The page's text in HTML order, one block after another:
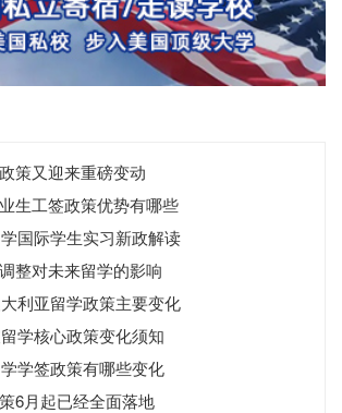
策又迎来重磅变动
生工签政策优势有哪些
国际学生实习新政解读
整对未来留学的影响
利亚留学政策主要变化
学核心政策变化须知
学签政策有哪些变化
6月起已经全面落地